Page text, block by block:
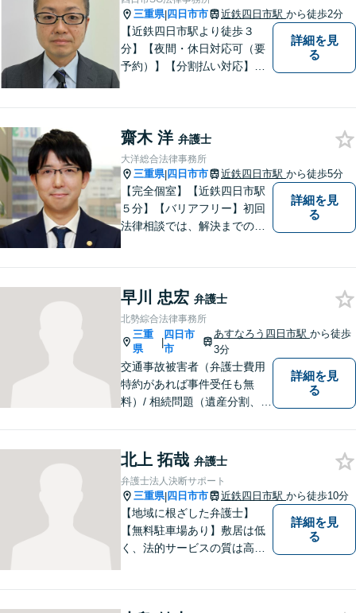
を！三重県| 四日市市 近鉄四日市駅 から徒歩2分
【近鉄四日市駅より徒歩３
分】【夜間・休日対応可（要
予約）】【分割払い対応】
して、一緒に解決方法を考え
る手助けをさせていただけれ
ばと思いますので、お気軽に
ご相談ください。
詳細を見
る
齋木 洋 弁護士
大洋総合法律事務所
三重県| 四日市市 近鉄四日市駅 から徒歩5分
【完全個室】【近鉄四日市駅
５分】【バリアフリー】初回
法律相談では、解決までの流
企業法務・顧問弁護士
詳細を見
る
早川 忠宏 弁護士
北勢綜合法律事務所
三重
県
|
四日市
市
あすなろう四日市駅 から徒歩
3分
交通事故被害者（弁護士費用
特約があれば事件受任も無
料）/ 相続問題（遺産分割、遺
詳細を見
る
北上 拓哉 弁護士
弁護士法人決断サポート
三重県| 四日市市 近鉄四日市駅 から徒歩10分
【地域に根ざした弁護士】
【無料駐車場あり】敷居は低
く、法的サービスの質は高く
詳細を見
る